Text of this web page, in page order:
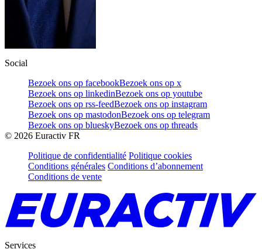
Social
Bezoek ons op facebookBezoek ons op x
Bezoek ons op linkedinBezoek ons op youtube
Bezoek ons op rss-feedBezoek ons op instagram
Bezoek ons op mastodonBezoek ons op telegram
Bezoek ons op blueskyBezoek ons op threads
© 2026 Euractiv FR
Politique de confidentialité Politique cookies
Conditions générales Conditions d’abonnement
Conditions de vente
Services